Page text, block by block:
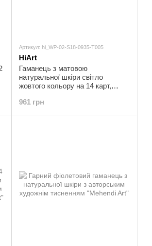
Артикул: hi_WP-02-S18-0935-T005
HiArt
Гаманець з матовою
натуральної шкіри світло
жовтого кольору на 14 карт,
961 грн